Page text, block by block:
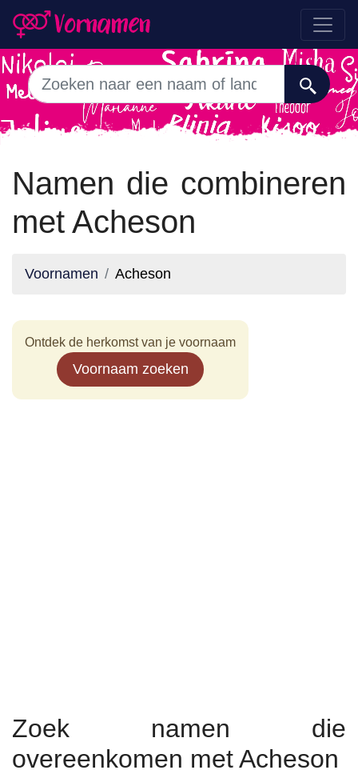
Namen die combineren
met Acheson
Voornamen Acheson
Ontdek de herkomst van je voornaam
Voornaam zoeken
Zoek namen die
overeenkomen met Acheson